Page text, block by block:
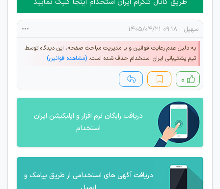
سهیل ۰۹:۱۸ ۱۴۰۵/۰۴/۲۱
به دلیل عدم رعایت قوانین و یا مدیریت مباحث صفحه، این دیدگاه توسط
تیم پشتیبانی ایران استخدام حذف شده است. (مشاهده قوانین)
۰
دریافت رایگان نرم افزار و اپلیکیشن ایران
استخدام
دریافت آگهی های استخدامی از طریق پیامک و